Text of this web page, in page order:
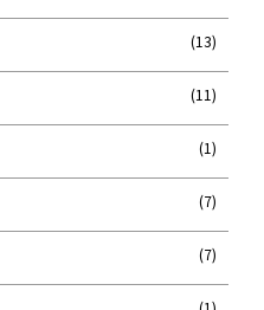
(13)
(11)
(1)
(7)
(7)